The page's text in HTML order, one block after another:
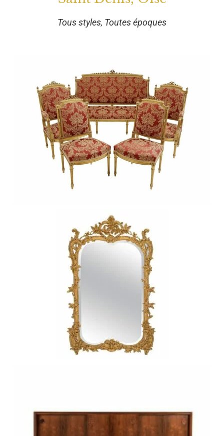
Tous styles, Toutes époques